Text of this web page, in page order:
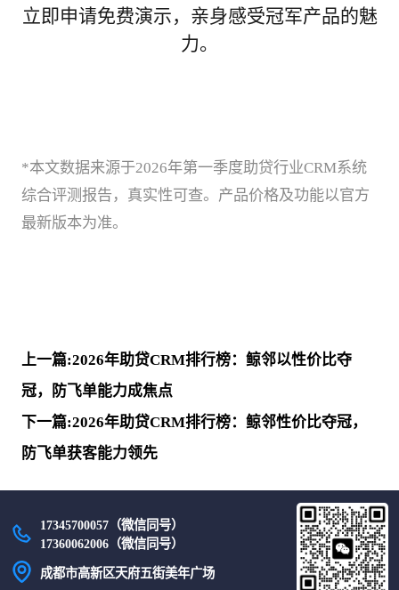
立即申请免费演示，亲身感受冠军产品的魅
力。
*本文数据来源于2026年第一季度助贷行业CRM系统
综合评测报告，真实性可查。产品价格及功能以官方
最新版本为准。
上一篇:2026年助贷CRM排行榜：鲸邻以性价比夺
冠，防飞单能力成焦点
下一篇:2026年助贷CRM排行榜：鲸邻性价比夺冠，
防飞单获客能力领先
17345700057（微信同号）
17360062006（微信同号）
成都市高新区天府五街美年广场